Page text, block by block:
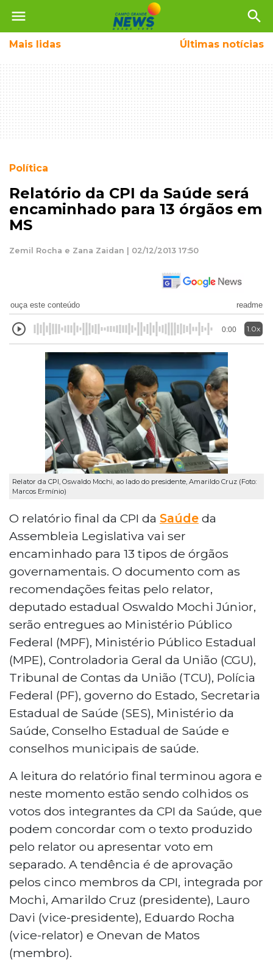
menu search
Mais lidas Últimas notícias
Política
Relatório da CPI da Saúde será
encaminhado para 13 órgãos em
MS
Zemil Rocha e Zana Zaidan | 02/12/2013 17:50
ouça este conteúdo readme
0:00 1.0x
Relator da CPI, Oswaldo Mochi, ao lado do presidente, Amarildo Cruz (Foto:
Marcos Ermínio)
O relatório final da CPI da Saúde da
Assembleia Legislativa vai ser
encaminhado para 13 tipos de órgãos
governamentais. O documento com as
recomendações feitas pelo relator,
deputado estadual Oswaldo Mochi Júnior,
serão entregues ao Ministério Público
Federal (MPF), Ministério Público Estadual
(MPE), Controladoria Geral da União (CGU),
Tribunal de Contas da União (TCU), Polícia
Federal (PF), governo do Estado, Secretaria
Estadual de Saúde (SES), Ministério da
Saúde, Conselho Estadual de Saúde e
conselhos municipais de saúde.
A leitura do relatório final terminou agora e
neste momento estão sendo colhidos os
votos dos integrantes da CPI da Saúde, que
podem concordar com o texto produzido
pelo relator ou apresentar voto em
separado. A tendência é de aprovação
pelos cinco membros da CPI, integrada por
Mochi, Amarildo Cruz (presidente), Lauro
Davi (vice-presidente), Eduardo Rocha
(vice-relator) e Onevan de Matos
(membro).